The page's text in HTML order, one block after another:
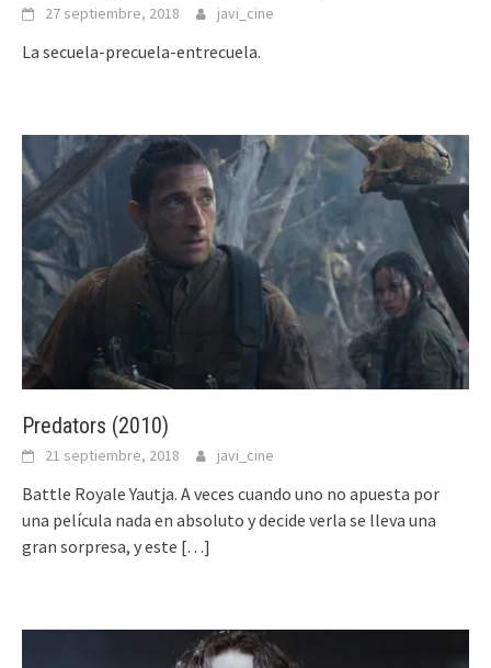
27 septiembre, 2018 javi_cine
La secuela-precuela-entrecuela.
Predators (2010)
21 septiembre, 2018 javi_cine
Battle Royale Yautja. A veces cuando uno no apuesta por
una película nada en absoluto y decide verla se lleva una
gran sorpresa, y este […]